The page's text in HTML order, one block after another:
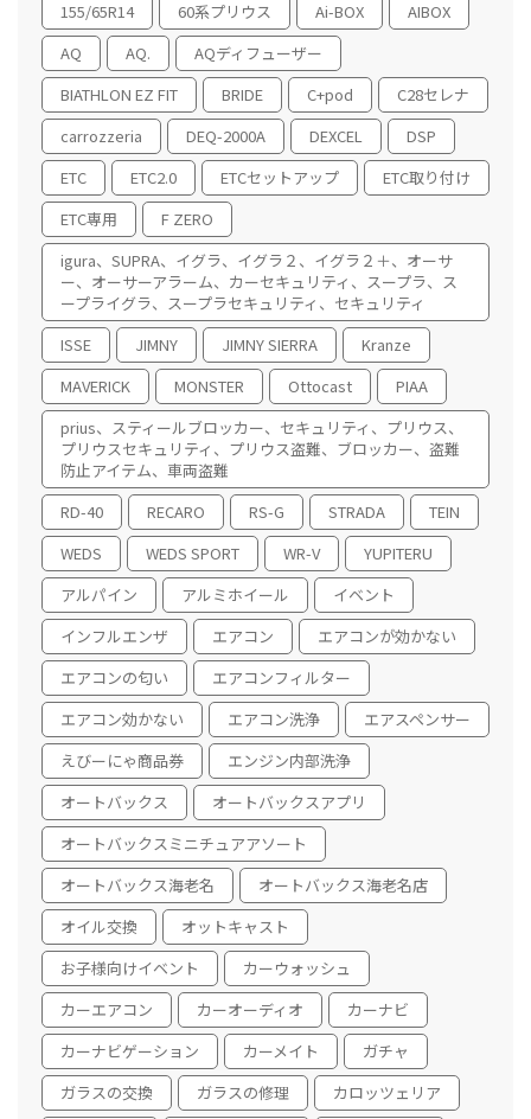
155/65R14 60系プリウス Ai-BOX
AIBOX
AQ
AQ.
AQディフューザー
BIATHLON EZ FIT
BRIDE C+pod
C28セレナ
carrozzeria
DEQ-2000A DEXCEL
DSP
ETC
ETC2.0 ETCセットアップ
ETC取り付け
ETC専用
F ZERO
igura、SUPRA、イグラ、イグラ２、イグラ２＋、オーサ
ー、オーサーアラーム、カーセキュリティ、スープラ、ス
ープライグラ、スープラセキュリティ、セキュリティ
ISSE
JIMNY JIMNY SIERRA
Kranze
MAVERICK
MONSTER Ottocast
PIAA
prius、スティールブロッカー、セキュリティ、プリウス、
プリウスセキュリティ、プリウス盗難、ブロッカー、盗難
防止アイテム、車両盗難
RD-40
RECARO RS-G STRADA
TEIN
WEDS
WEDS SPORT WR-V
YUPITERU
アルパイン
アルミホイール
イベント
インフルエンザ
エアコン
エアコンが効かない
エアコンの匂い
エアコンフィルター
エアコン効かない
エアコン洗浄
エアスペンサー
えびーにゃ商品券
エンジン内部洗浄
オートバックス
オートバックスアプリ
オートバックスミニチュアアソート
オートバックス海老名
オートバックス海老名店
オイル交換
オットキャスト
お子様向けイベント
カーウォッシュ
カーエアコン
カーオーディオ
カーナビ
カーナビゲーション
カーメイト
ガチャ
ガラスの交換
ガラスの修理
カロッツェリア